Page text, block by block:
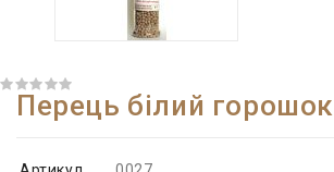
Перець білий горошок